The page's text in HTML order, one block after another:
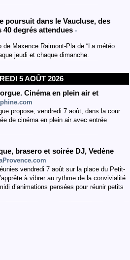
poursuit dans le Vaucluse, des
degrés attendues -
Maxence Raimont-Pla de “La météo
jeudi et chaque dimanche.
5 AOÛT 2026
Cinéma en plein air et
propose, vendredi 7 août, dans la cour
de cinéma en plein air avec entrée
brasero et soirée DJ, Vedène
vendredi 7 août sur la place du Petit-
à vibrer au rythme de la convivialité
d’animations pensées pour réunir petits